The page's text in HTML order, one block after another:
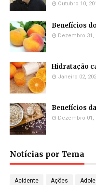
Outubro 10,
Benefícios
Dezembro 31,
Hidratação
Janeiro 02,
Benefícios
Dezembro 01,
Notícias por Tema
Acidente Ações